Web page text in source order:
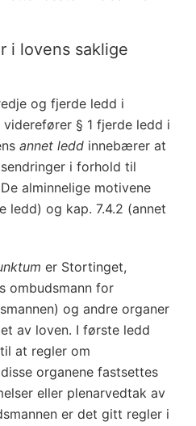
i lovens saklige
og fjerde ledd i
viderefører § 1 fjerde ledd i
annet ledd innebærer at
i forhold til
alminnelige motivene
ledd) og kap. 7.4.2 (annet
er Stortinget,
ombudsmann for
og andre organer
av loven. I første ledd
at regler om
organene fastsettes
eller plenarvedtak av
er det gitt regler i